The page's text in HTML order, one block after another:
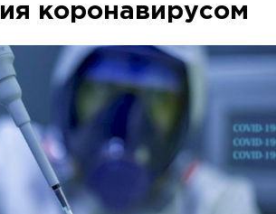
коронавирусом